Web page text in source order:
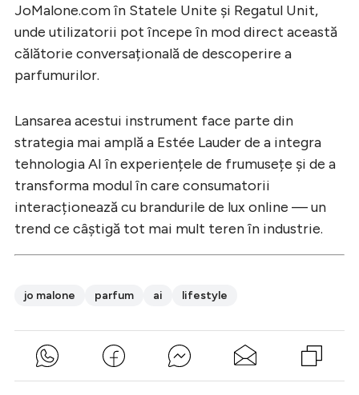
JoMalone.com în Statele Unite și Regatul Unit,
unde utilizatorii pot începe în mod direct această
călătorie conversațională de descoperire a
parfumurilor.
Lansarea acestui instrument face parte din
strategia mai amplă a Estée Lauder de a integra
tehnologia AI în experiențele de frumusețe și de a
transforma modul în care consumatorii
interacționează cu brandurile de lux online — un
trend ce câștigă tot mai mult teren în industrie.
jo malone parfum ai lifestyle